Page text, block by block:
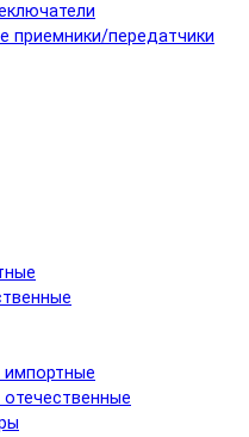
приемники/передатчики